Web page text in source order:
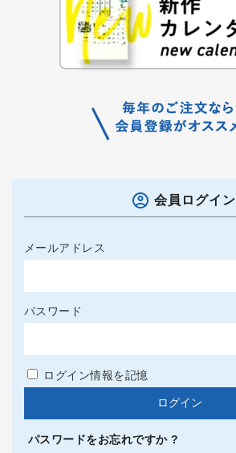
会員ログイン
メールアドレス
パスワード
ログイン情報を記憶
パスワードをお忘れですか ?